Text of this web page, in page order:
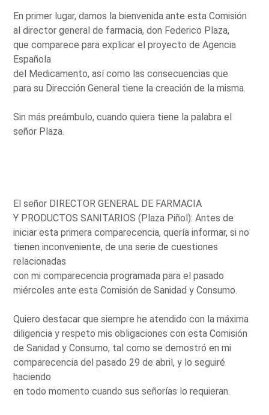
En primer lugar, damos la bienvenida ante esta Comisión
al director general de farmacia, don Federico Plaza,
que comparece para explicar el proyecto de Agencia
Española
del Medicamento, así como las consecuencias que
para su Dirección General tiene la creación de la misma.
Sin más preámbulo, cuando quiera tiene la palabra el
señor Plaza.
El señor DIRECTOR GENERAL DE FARMACIA
Y PRODUCTOS SANITARIOS (Plaza Piñol): Antes de
iniciar esta primera comparecencia, quería informar, si no
tienen inconveniente, de una serie de cuestiones
relacionadas
con mi comparecencia programada para el pasado
miércoles ante esta Comisión de Sanidad y Consumo.
Quiero destacar que siempre he atendido con la máxima
diligencia y respeto mis obligaciones con esta Comisión
de Sanidad y Consumo, tal como se demostró en mi
comparecencia del pasado 29 de abril, y lo seguiré
haciendo
en todo momento cuando sus señorías lo requieran.